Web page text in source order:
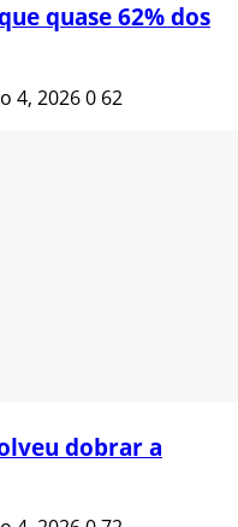
quase 62% dos
4, 20260 62
dobrar a